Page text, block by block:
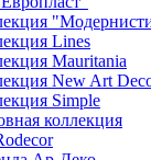
Lines
Mauritania
New Art
Simple
коллекция